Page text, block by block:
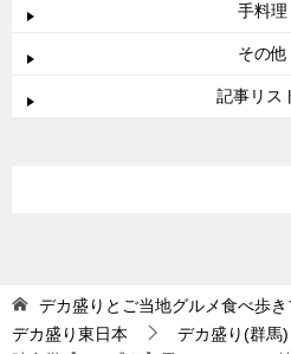
手料理
その
記事リス
デカ盛りとご当地グルメ食べ歩
デカ盛り東日本
デカ盛り(群馬)